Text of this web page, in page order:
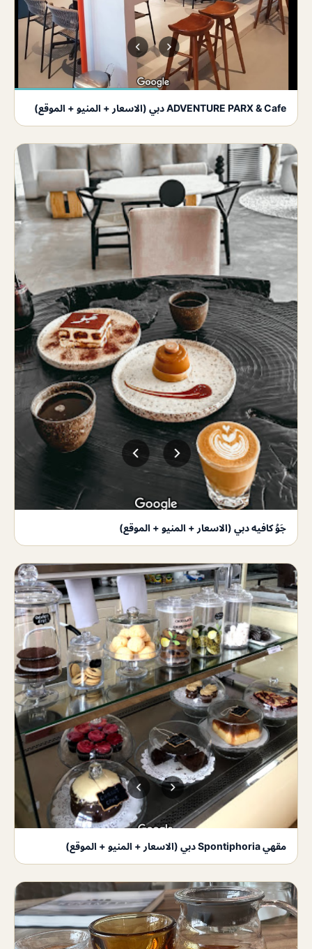
ADVENTURE PARX & Cafe دبي (الاسعار + المنيو + الموقع)
جَوُ كافيه دبي (الاسعار + المنيو + الموقع)
مقهي Spontiphoria دبي (الاسعار + المنيو + الموقع)